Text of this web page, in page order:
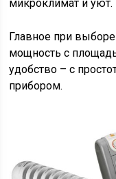
микроклимат и уют.
Главное при выборе
мощность с
удобство – с
прибором.